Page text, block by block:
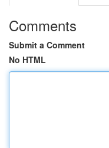
Comments
Submit a Comment
No HTML